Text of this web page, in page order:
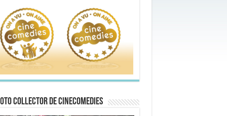
collector de CineComedies